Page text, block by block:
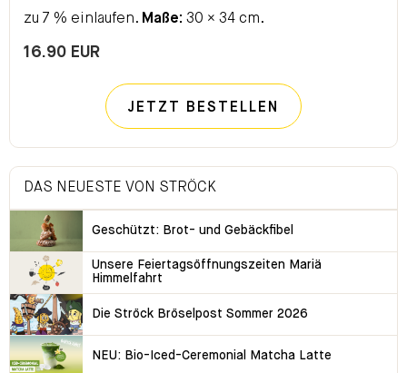
zu 7 % einlaufen. Maße: 30 × 34 cm.
16.90 EUR
JETZT BESTELLEN
DAS NEUESTE VON STRÖCK
Geschützt: Brot- und Gebäckfibel
Unsere Feiertagsöffnungszeiten Mariä
Himmelfahrt
Die Ströck Bröselpost Sommer 2026
NEU: Bio-Iced-Ceremonial Matcha Latte